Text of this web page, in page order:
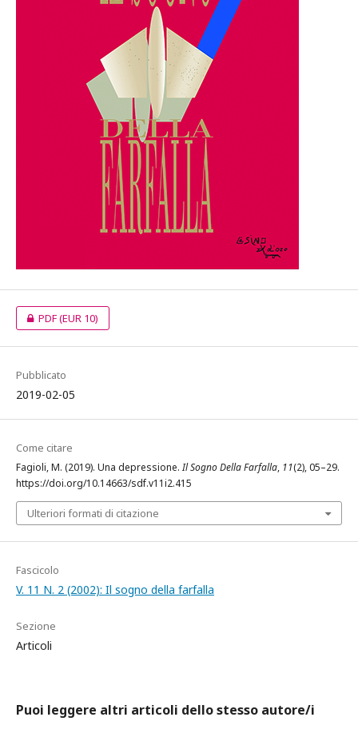
PDF(EUR 10)
Pubblicato
2019-02-05
Come citare
Fagioli, M. (2019). Una depressione.Il Sogno Della Farfalla, 11(2), 05–29.
https://doi.org/10.14663/sdf.v11i2.415
Ulteriori formati di citazione
Fascicolo
V. 11 N. 2 (2002): Il sogno della farfalla
Sezione
Articoli
Puoi leggere altri articoli dello stesso autore/i